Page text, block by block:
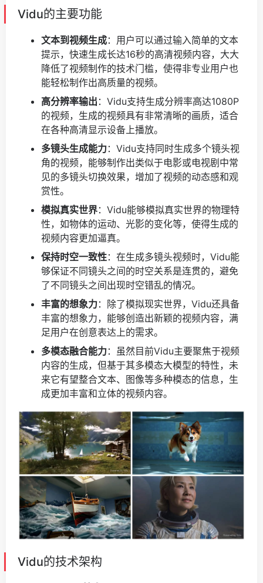
Vidu的主要功能
文本到视频生成：用户可以通过输入简单的文本
提示，快速生成长达16秒的高清视频内容，大大
降低了视频制作的技术门槛，使得非专业用户也
能轻松制作出高质量的视频。
高分辨率输出 ：Vidu支持生成分辨率高达1080P
的视频，生成的视频具有非常清晰的画质，适合
在各种高清显示设备上播放。
多镜头生成能力：Vidu支持同时生成多个镜头视
角的视频，能够制作出类似于电影或电视剧中常
见的多镜头切换效果，增加了视频的动态感和观
赏性。
模拟真实世界：Vidu能够模拟真实世界的物理特
性，如物体的运动、光影的变化等，使得生成的
视频内容更加逼真。
保持时空一致性：在生成多镜头视频时，Vidu能
够保证不同镜头之间的时空关系是连贯的，避免
了不同镜头之间出现时空错乱的情况。
丰富的想象力：除了模拟现实世界，Vidu还具备
丰富的想象力，能够创造出新颖的视频内容，满
足用户在创意表达上的需求。
多模态融合能力：虽然目前Vidu主要聚焦于视频
内容的生成，但基于其多模态大模型的特性，未
来它有望整合文本、图像等多种模态的信息，生
成更加丰富和立体的视频内容。
Vidu的技术架构